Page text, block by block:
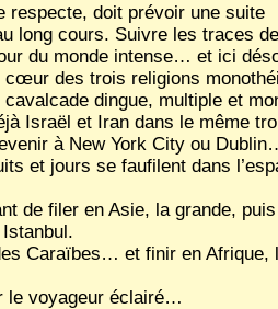
respecte, doit prévoir une suite
long cours. Suivre les traces
du monde intense… et ici
des trois religions
cavalcade dingue, multiple et
Israël et Iran dans le même
à New York City ou
et jours se faufilent dans
de filer en Asie, la grande,
Caraïbes… et finir en Afrique,
le voyageur éclairé…